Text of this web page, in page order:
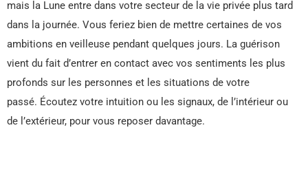
mais la Lune entre dans votre secteur de la vie privée plus tard
dans la journée. Vous feriez bien de mettre certaines de vos
ambitions en veilleuse pendant quelques jours. La guérison
vient du fait d’entrer en contact avec vos sentiments les plus
profonds sur les personnes et les situations de votre
passé. Écoutez votre intuition ou les signaux, de l’intérieur ou
de l’extérieur, pour vous reposer davantage.